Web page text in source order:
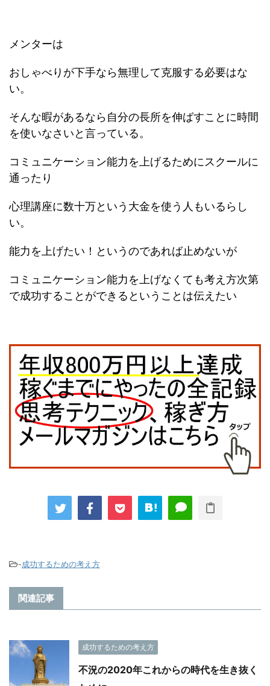
メンターは
おしゃべりが下手なら無理して克服する必要はな
い。
そんな暇があるなら自分の長所を伸ばすことに時間
を使いなさいと言っている。
コミュニケーション能力を上げるためにスクールに
通ったり
心理講座に数十万という大金を使う人もいるらし
い。
能力を上げたい！というのであれば止めないが
コミュニケーション能力を上げなくても考え方次第
で成功することができるということは伝えたい
-成功するための考え方
関連記事
成功するための考え方
不況の2020年これからの時代を生き抜く